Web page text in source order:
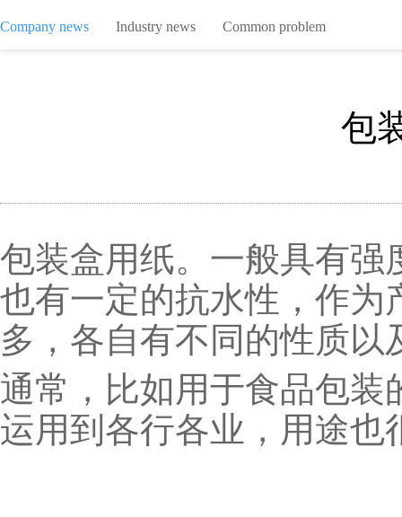
Company news Industry news Common problem
包
包装盒用纸。一般具有强
也有一定的抗水性，作为
多，各自有不同的性质以
通常，比如用于食品包装
运用到各行各业，用途也